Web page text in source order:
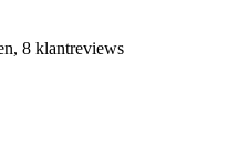
8 klantreviews